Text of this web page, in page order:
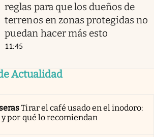
reglas para que los dueños de
terrenos en zonas protegidas no
puedan hacer más esto
11:45
Actualidad
Tirar el café usado en el inodoro:
por qué lo recomiendan